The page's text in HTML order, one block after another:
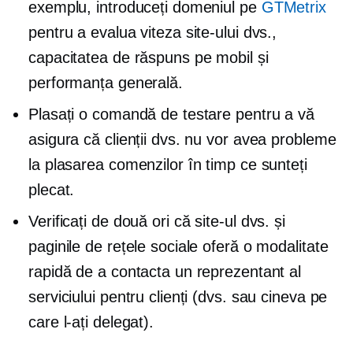
exemplu, introduceți domeniul pe GTMetrix
pentru a evalua viteza site-ului dvs.,
capacitatea de răspuns pe mobil și
performanța generală.
Plasați o comandă de testare pentru a vă
asigura că clienții dvs. nu vor avea probleme
la plasarea comenzilor în timp ce sunteți
plecat.
Verificați de două orică site-ul dvs. și
paginile de rețele sociale oferă o modalitate
rapidă de a contacta un reprezentant al
serviciului pentru clienți (dvs. sau cineva pe
care l-ați delegat).